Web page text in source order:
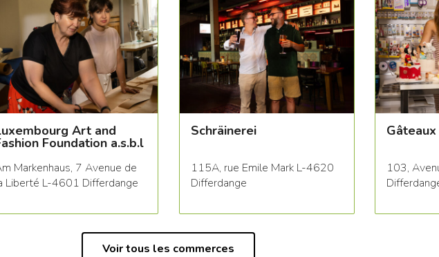
Art and
Foundation a.s.b.l
Markenhaus, 7 Avenue de
Liberté L-4601 Differdange
Schräinerei
115A, rue Emile Mark L-4620
Differdange
103,
Voir tous les commerces